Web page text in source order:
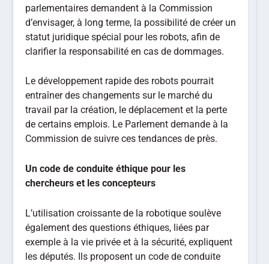
parlementaires demandent à la Commission
d’envisager, à long terme, la possibilité de créer un
statut juridique spécial pour les robots, afin de
clarifier la responsabilité en cas de dommages.
Le développement rapide des robots pourrait
entraîner des changements sur le marché du
travail par la création, le déplacement et la perte
de certains emplois. Le Parlement demande à la
Commission de suivre ces tendances de près.
Un code de conduite éthiquepour les
chercheurs et les concepteurs
L’utilisation croissante de la robotique soulève
également des questions éthiques, liées par
exemple à la vie privée et à la sécurité, expliquent
les députés. Ils proposent un code de conduite